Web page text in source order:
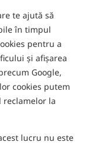
te ajută să
în timpul
pentru a
și afișarea
Google,
cookies putem
la
lucru nu este
PENTRU